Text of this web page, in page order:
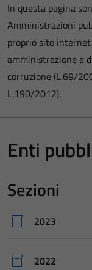
In questa pagina
Amministrazioni
proprio sito
amministrazione e
corruzione (L.69/
L.190/2012).
Enti
Sezioni
2023
2022